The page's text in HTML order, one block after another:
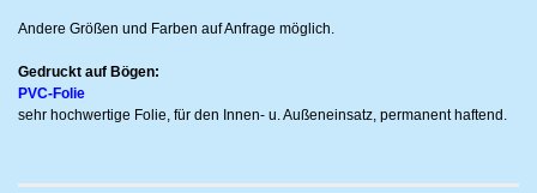
Andere Größen und Farben auf Anfrage möglich.
Gedruckt auf Bögen:
PVC-Folie
sehr hochwertige Folie, für den Innen- u. Außeneinsatz, permanent haftend.